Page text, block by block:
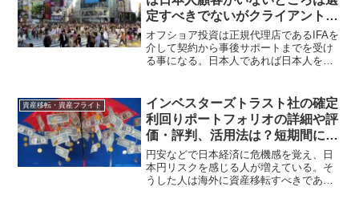
定すべきでないがクライアントが
日本人だらけのところも選ぶべき
でない！
オフショア投資は正規代理店であるIFAを
介して契約から事後サポートまでを受け
る事になる。日本人であれば日本人を受
多くの国にクライアントがいるIFAを選定
した方が良い。
資産移転・資産フライト
インベスターズトラスト社の確定
利回りポートフォリオの詳細や評
価・評判、活用法は？短期間に資
産移転して解約して着金できる！
円安などで日本経済に危機感を覚え、日
本円リスクを感じる人が増えている。そ
うした人は海外に資産移転すべきであ